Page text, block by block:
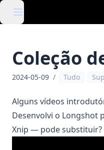
Coleção
2024-05-09 / Tudo
Alguns vídeos
Desenvolvi o Longshot
Xnip — pode